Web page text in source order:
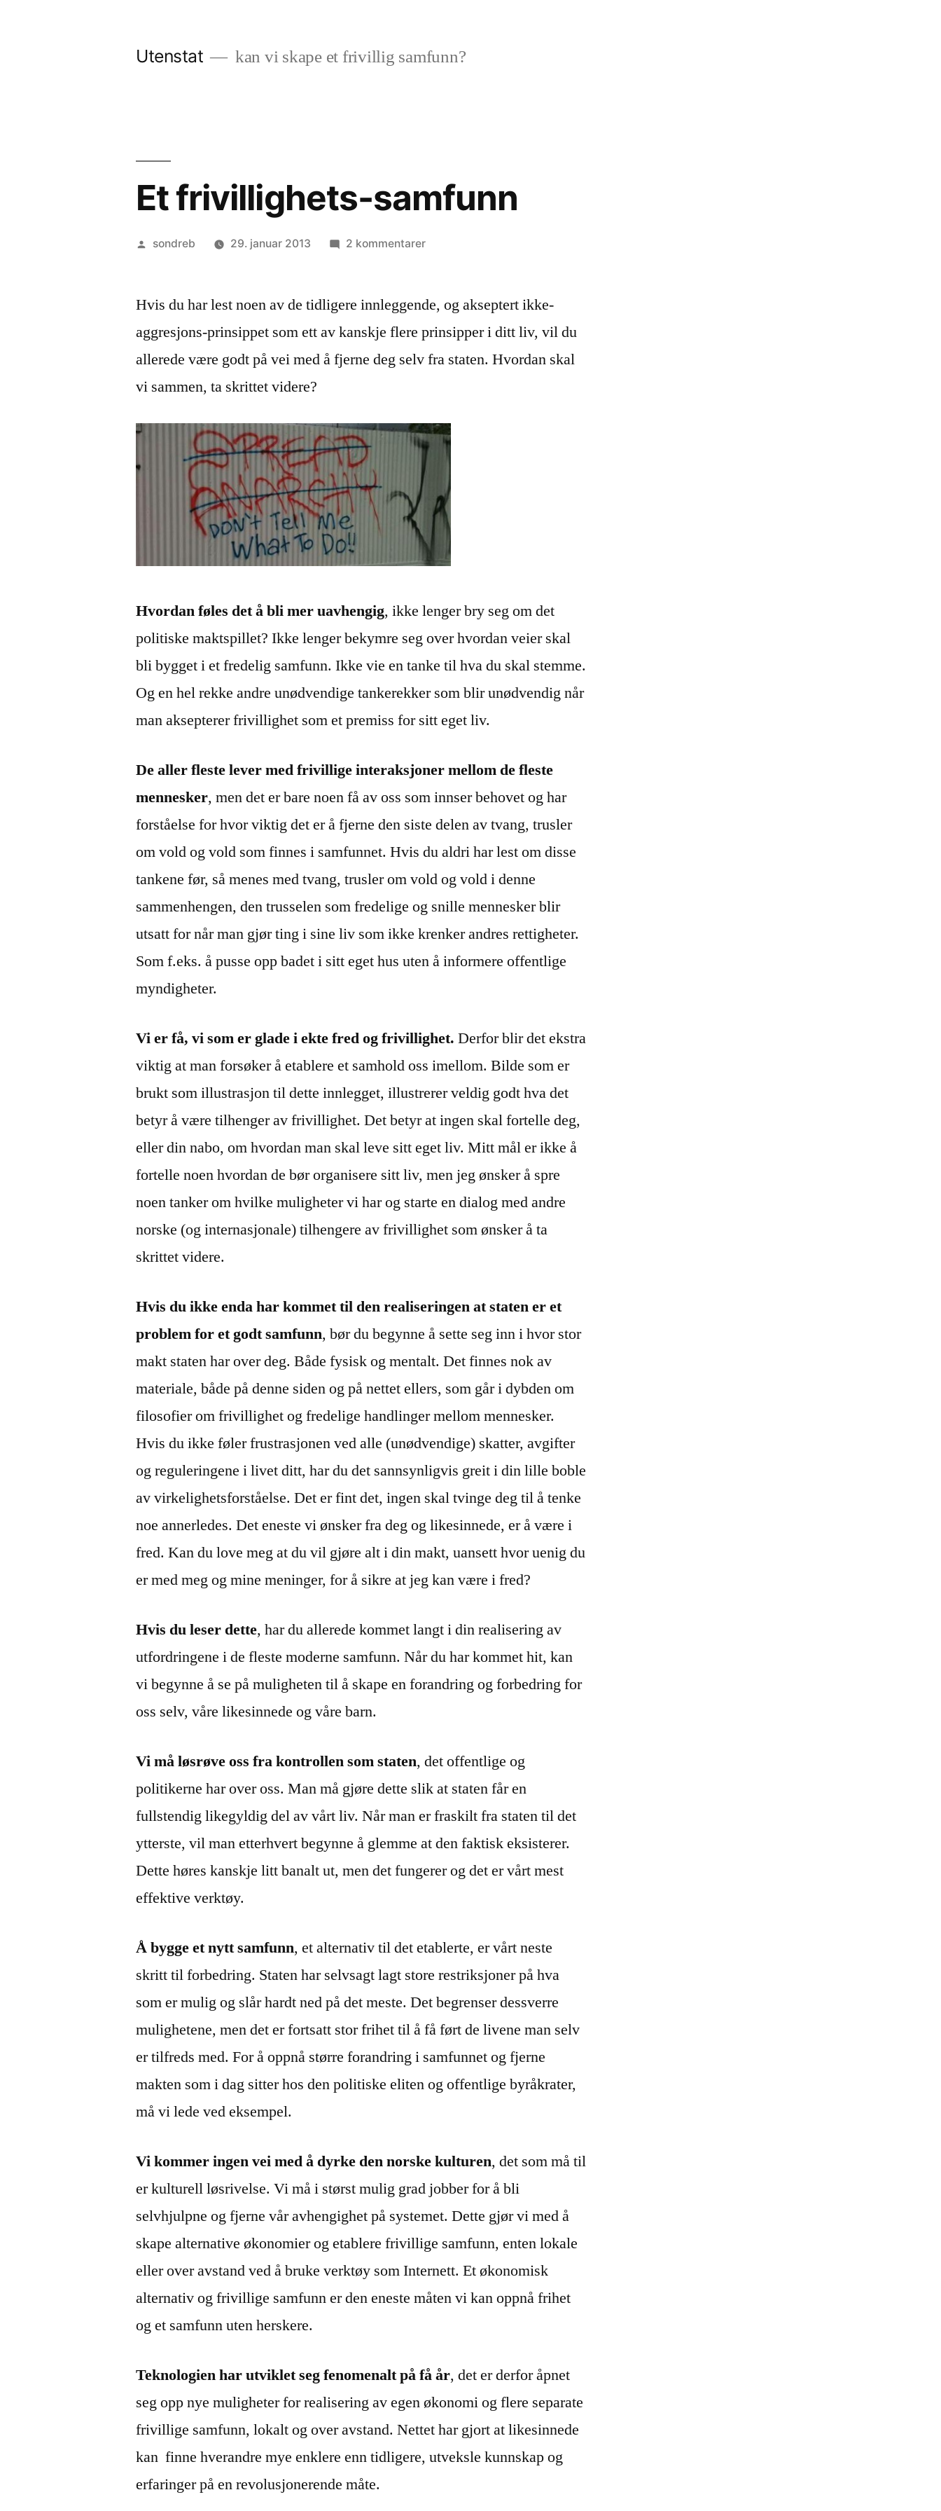
Utenstat kan vi skape et frivillig samfunn?
Et frivillighets-samfunn
Publisert
sondreb 29. januar 2013 2 kommentarertil
samfunn
Hvis du har lest noen av de tidligere innleggende, og akseptert ikke-
aggresjons-prinsippet som ett av kanskje flere prinsipper i ditt liv, vil du
allerede være godt på vei med å fjerne deg selv fra staten. Hvordan skal
vi sammen, ta skrittet videre?
Hvordan føles det å bli mer uavhengig, ikke lenger bry seg om det
politiske maktspillet? Ikke lenger bekymre seg over hvordan veier skal
bli bygget i et fredelig samfunn. Ikke vie en tanke til hva du skal stemme.
Og en hel rekke andre unødvendige tankerekker som blir unødvendig når
man aksepterer frivillighet som et premiss for sitt eget liv.
De aller fleste lever med frivillige interaksjoner mellom de fleste
mennesker, men det er bare noen få av oss som innser behovet og har
forståelse for hvor viktig det er å fjerne den siste delen av tvang, trusler
om vold og vold som finnes i samfunnet. Hvis du aldri har lest om disse
tankene før, så menes med tvang, trusler om vold og vold i denne
sammenhengen, den trusselen som fredelige og snille mennesker blir
utsatt for når man gjør ting i sine liv som ikke krenker andres rettigheter.
Som f.eks. å pusse opp badet i sitt eget hus uten å informere offentlige
myndigheter.
Vi er få, vi som er glade i ekte fred og frivillighet. Derfor blir det ekstra
viktig at man forsøker å etablere et samhold oss imellom. Bilde som er
brukt som illustrasjon til dette innlegget, illustrerer veldig godt hva det
betyr å være tilhenger av frivillighet. Det betyr at ingen skal fortelle deg,
eller din nabo, om hvordan man skal leve sitt eget liv. Mitt mål er ikke å
fortelle noen hvordan de bør organisere sitt liv, men jeg ønsker å spre
noen tanker om hvilke muligheter vi har og starte en dialog med andre
norske (og internasjonale) tilhengere av frivillighet som ønsker å ta
skrittet videre.
Hvis du ikke enda har kommet til den realiseringen at staten er et
problem for et godt samfunn, bør du begynne å sette seg inn i hvor stor
makt staten har over deg. Både fysisk og mentalt. Det finnes nok av
materiale, både på denne siden og på nettet ellers, som går i dybden om
filosofier om frivillighet og fredelige handlinger mellom mennesker.
Hvis du ikke føler frustrasjonen ved alle (unødvendige) skatter, avgifter
og reguleringene i livet ditt, har du det sannsynligvis greit i din lille boble
av virkelighetsforståelse. Det er fint det, ingen skal tvinge deg til å tenke
noe annerledes. Det eneste vi ønsker fra deg og likesinnede, er å være i
fred. Kan du love meg at du vil gjøre alt i din makt, uansett hvor uenig du
er med meg og mine meninger, for å sikre at jeg kan være i fred?
Hvis du leser dette, har du allerede kommet langt i din realisering av
utfordringene i de fleste moderne samfunn. Når du har kommet hit, kan
vi begynne å se på muligheten til å skape en forandring og forbedring for
oss selv, våre likesinnede og våre barn.
Vi må løsrøve oss fra kontrollen som staten, det offentlige og
politikerne har over oss. Man må gjøre dette slik at staten får en
fullstendig likegyldig del av vårt liv. Når man er fraskilt fra staten til det
ytterste, vil man etterhvert begynne å glemme at den faktisk eksisterer.
Dette høres kanskje litt banalt ut, men det fungerer og det er vårt mest
effektive verktøy.
Å bygge et nytt samfunn, et alternativ til det etablerte, er vårt neste
skritt til forbedring. Staten har selvsagt lagt store restriksjoner på hva
som er mulig og slår hardt ned på det meste. Det begrenser dessverre
mulighetene, men det er fortsatt stor frihet til å få ført de livene man selv
er tilfreds med. For å oppnå større forandring i samfunnet og fjerne
makten som i dag sitter hos den politiske eliten og offentlige byråkrater,
må vi lede ved eksempel.
Vi kommer ingen vei med å dyrke den norske kulturen, det som må til
er kulturell løsrivelse. Vi må i størst mulig grad jobber for å bli
selvhjulpne og fjerne vår avhengighet på systemet. Dette gjør vi med å
skape alternative økonomier og etablere frivillige samfunn, enten lokale
eller over avstand ved å bruke verktøy som Internett. Et økonomisk
alternativ og frivillige samfunn er den eneste måten vi kan oppnå frihet
og et samfunn uten herskere.
Teknologien har utviklet seg fenomenalt på få år, det er derfor åpnet
seg opp nye muligheter for realisering av egen økonomi og flere separate
frivillige samfunn, lokalt og over avstand. Nettet har gjort at likesinnede
kan finne hverandre mye enklere enn tidligere, utveksle kunnskap og
erfaringer på en revolusjonerende måte.